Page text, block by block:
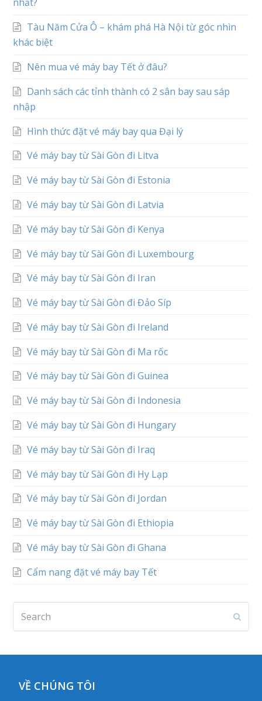
nhất?
Tàu Năm Cửa Ô – khám phá Hà Nội từ góc nhìn
khác biệt
Nên mua vé máy bay Tết ở đâu?
Danh sách các tỉnh thành có 2 sân bay sau sáp
nhập
Hình thức đặt vé máy bay qua Đại lý
Vé máy bay từ Sài Gòn đi Litva
Vé máy bay từ Sài Gòn đi Estonia
Vé máy bay từ Sài Gòn đi Latvia
Vé máy bay từ Sài Gòn đi Kenya
Vé máy bay từ Sài Gòn đi Luxembourg
Vé máy bay từ Sài Gòn đi Iran
Vé máy bay từ Sài Gòn đi Đảo Síp
Vé máy bay từ Sài Gòn đi Ireland
Vé máy bay từ Sài Gòn đi Ma rốc
Vé máy bay từ Sài Gòn đi Guinea
Vé máy bay từ Sài Gòn đi Indonesia
Vé máy bay từ Sài Gòn đi Hungary
Vé máy bay từ Sài Gòn đi Iraq
Vé máy bay từ Sài Gòn đi Hy Lạp
Vé máy bay từ Sài Gòn đi Jordan
Vé máy bay từ Sài Gòn đi Ethiopia
Vé máy bay từ Sài Gòn đi Ghana
Cẩm nang đặt vé máy bay Tết
VỀ CHÚNG TÔI